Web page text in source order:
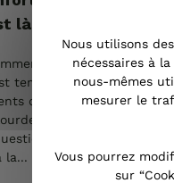
là
à
temps de
de mi-
pour
de
la...
nos
ré-
Nous utilisons
nécessaires à
nous-mêmes
mesurer le
Vous pourrez
sur